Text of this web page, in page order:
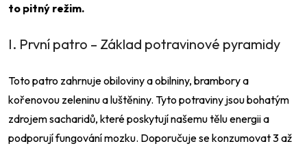
to pitný režim.
I. První patro – Základ potravinové pyramidy
Toto patro zahrnuje obiloviny a obilniny, brambory a
kořenovou zeleninu a luštěniny. Tyto potraviny jsou bohatým
zdrojem sacharidů, které poskytují našemu tělu energii a
podporují fungování mozku. Doporučuje se konzumovat 3 až